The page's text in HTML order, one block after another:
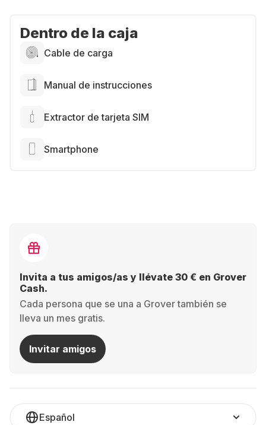
Dentro de la caja
Cable de carga
Manual de instrucciones
Extractor de tarjeta SIM
Smartphone
Invita a tus amigos/as y llévate 30 € en Grover
Cash.
Cada persona que se una a Grover también se
lleva un mes gratis.
Invitar amigos
Español